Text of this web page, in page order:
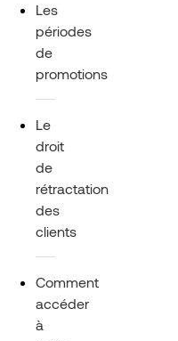
Les
périodes
de
promotions
Le
droit
de
rétractation
des
clients
Comment
accéder
à